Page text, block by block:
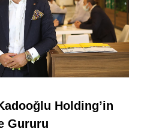
Holding’in
Gururu